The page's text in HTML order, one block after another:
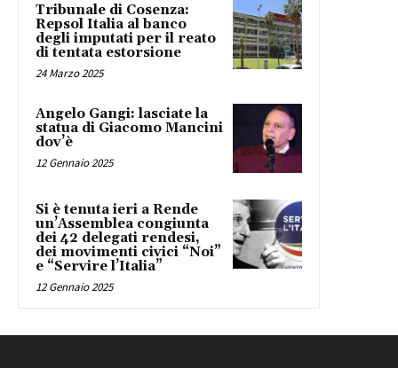
Tribunale di Cosenza:
Repsol Italia al banco
degli imputati per il reato
di tentata estorsione
24 Marzo 2025
Angelo Gangi: lasciate la
statua di Giacomo Mancini
dov’è
12 Gennaio 2025
Si è tenuta ieri a Rende
un’Assemblea congiunta
dei 42 delegati rendesi,
dei movimenti civici “Noi”
e “Servire l’Italia”
12 Gennaio 2025